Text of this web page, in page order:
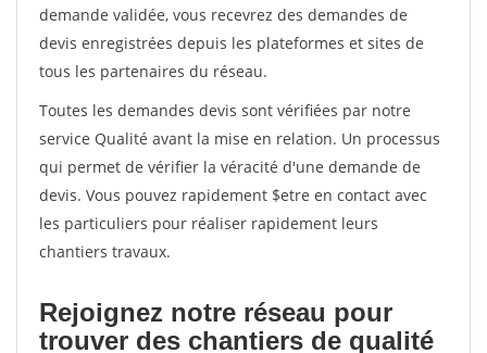
demande validée, vous recevrez des demandes de
devis enregistrées depuis les plateformes et sites de
tous les partenaires du réseau.
Toutes les demandes devis sont vérifiées par notre
service Qualité avant la mise en relation. Un processus
qui permet de vérifier la véracité d'une demande de
devis. Vous pouvez rapidement $etre en contact avec
les particuliers pour réaliser rapidement leurs
chantiers travaux.
Rejoignez notre réseau pour
trouver des chantiers de qualité